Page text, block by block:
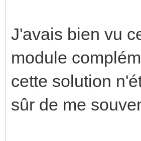
J'avais bien vu
module
cette solution
sûr de me